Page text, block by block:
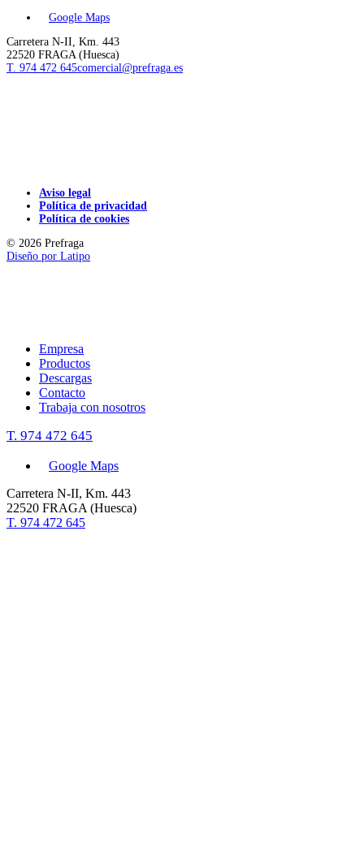
Google Maps
Carretera N-II, Km. 443
22520 FRAGA (Huesca)
T. 974 472 645comercial@prefraga.es
Aviso legal
Política de privacidad
Política de cookies
© 2026 Prefraga
Diseño por Latipo
Empresa
Productos
Descargas
Contacto
Trabaja con nosotros
T. 974 472 645
Google Maps
Carretera N-II, Km. 443
22520 FRAGA (Huesca)
T. 974 472 645